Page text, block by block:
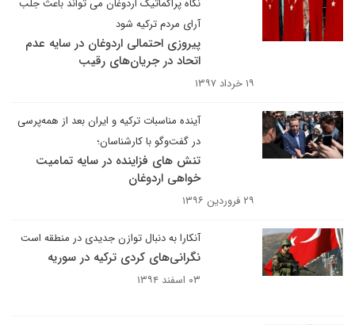
نگاه پراگماتیک اردوغان می تواند باعث جلب
آرای مردم ترکیه شود
پیروزی احتمالی اردوغان در سایه عدم
اتحاد در جریان‌های رقیب
۱۹ خرداد ۱۳۹۷
آینده مناسبات ترکیه و ایران بعد از همه‌پرسی
در گفت‌وگو با کارشناسان؛
تنش های فزاینده در سایه تمامیت
خواهی اردوغان
۲۹ فروردین ۱۳۹۶
آنکارا به دنبال توازن جدیدی در منطقه است
نگرانی‌های کردی ترکیه در سوریه
۰۳ اسفند ۱۳۹۴